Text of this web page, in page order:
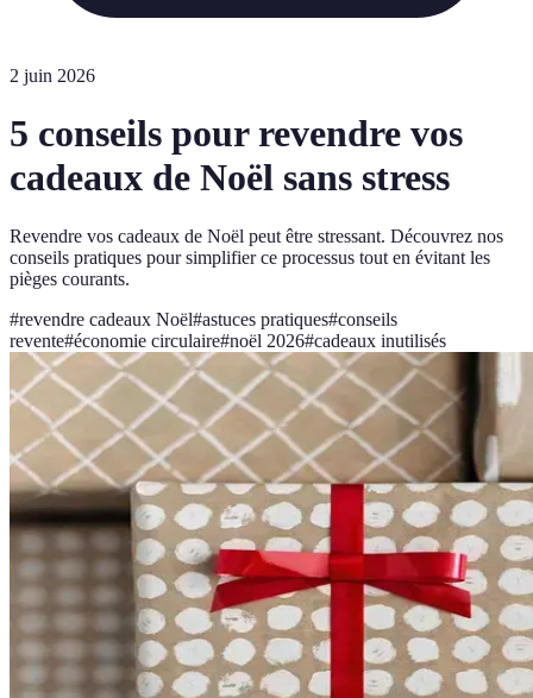
2 juin 2026
5 conseils pour revendre vos
cadeaux de Noël sans stress
Revendre vos cadeaux de Noël peut être stressant. Découvrez nos
conseils pratiques pour simplifier ce processus tout en évitant les
pièges courants.
#revendre cadeaux Noël#astuces pratiques#conseils
revente#économie circulaire#noël 2026#cadeaux inutilisés